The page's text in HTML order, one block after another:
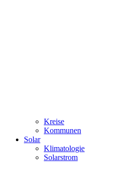
Kreise
Kommunen
Solar
Klimatologie
Solarstrom